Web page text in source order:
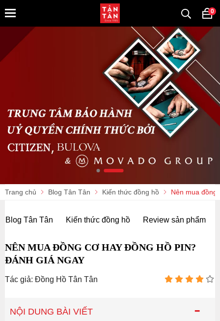
0
Trang chủ Blog Tân Tân Kiến thức đồng hồ Nên mua
Blog Tân Tân Kiến thức đồng hồ Review sản phẩm
NÊN MUA ĐỒNG CƠ HAY ĐỒNG HỒ PIN?
ĐÁNH GIÁ NGAY
Tác giả: Đồng Hồ Tân Tân
-
NỘI DUNG BÀI VIẾT